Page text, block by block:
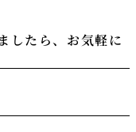
したら、お気軽に